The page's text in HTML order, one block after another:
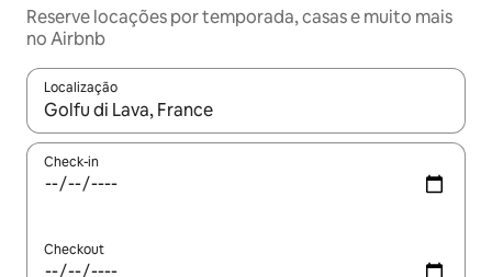
Reserve locações por temporada, casas e muito mais
no Airbnb
Localização
Quando os resultados estiverem disponíveis, explore-os
Check-in
Checkout